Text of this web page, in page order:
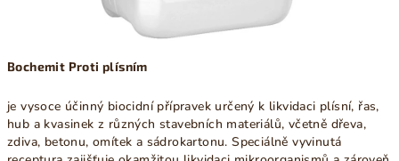
Bochemit Proti plísním
je vysoce účinný biocidní přípravek určený k likvidaci plísní, řas,
hub a kvasinek z různých stavebních materiálů, včetně dřeva,
zdiva, betonu, omítek a sádrokartonu. Speciálně vyvinutá